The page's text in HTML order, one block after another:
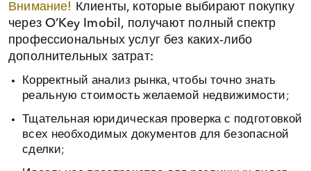
Внимание!
Клиенты, которые выбирают покупку
через O’Key Imobil, получают полный спектр
профессиональных услуг без каких‑либо
дополнительных затрат:
Корректный анализ рынка, чтобы точно знать
реальную стоимость желаемой недвижимости;
Тщательная юридическая проверка с подготовкой
всех необходимых документов для безопасной
сделки;